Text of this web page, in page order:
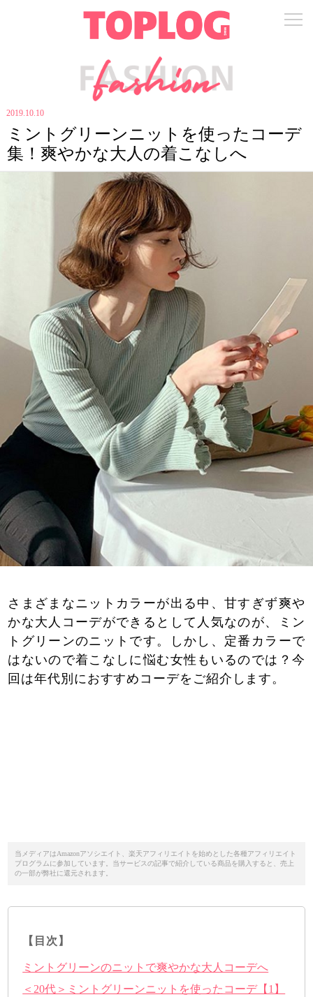
2019.10.10
ミントグリーンニットを使ったコーデ
集！爽やかな大人の着こなしへ
さまざまなニットカラーが出る中、甘すぎず爽や
かな大人コーデができるとして人気なのが、ミン
トグリーンのニットです。しかし、定番カラーで
はないので着こなしに悩む女性もいるのでは？今
回は年代別におすすめコーデをご紹介します。
当メディアはAmazonアソシエイト、楽天アフィリエイトを始めとした各種アフィリエイト
プログラムに参加しています。当サービスの記事で紹介している商品を購入すると、売上
の一部が弊社に還元されます。
【目次】
ミントグリーンのニットで爽やかな大人コーデへ
＜20代＞ミントグリーンニットを使ったコーデ【1】